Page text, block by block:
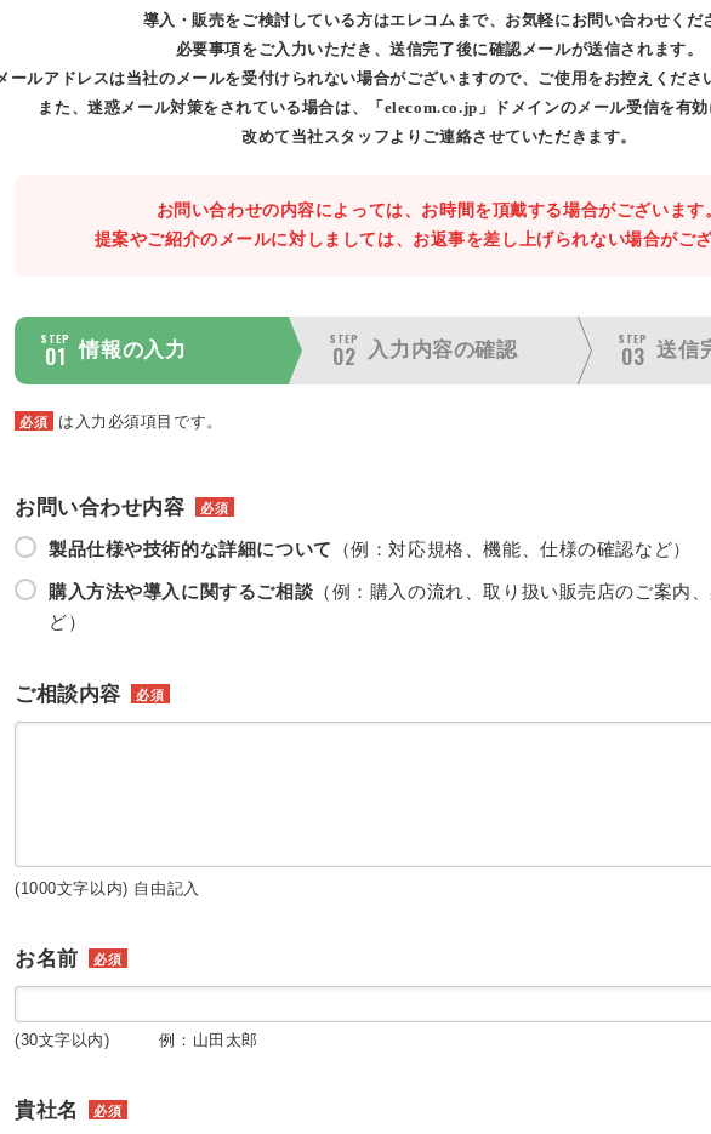
導入・販売をご検討している方はエレコムまで、お気軽にお問い合わせくだ
必要事項をご入力いただき、送信完了後に確認メールが送信されます。
ールアドレスは当社のメールを受付けられない場合がございますので、ご使用をお控えくださ
また、迷惑メール対策をされている場合は、「elecom.co.jp」ドメインのメール受信を有効
改めて当社スタッフよりご連絡させていただきます。
お問い合わせの内容によっては、お時間を頂戴する場合がございます
提案やご紹介のメールに対しましては、お返事を差し上げられない場合がござ
STEP
01 情報の入力
STEP
02 入力内容の確認
STEP
03 送信
必須 は入力必須項目です。
お問い合わせ内容 必須
製品仕様や技術的な詳細について （例：対応規格、機能、仕様の確認など）
購入方法や導入に関するご相談 （例：購入の流れ、取り扱い販売店のご案内
ど）
ご相談内容 必須
(1000文字以内) 自由記入
お名前 必須
(30文字以内) 例：山田太郎
貴社名 必須